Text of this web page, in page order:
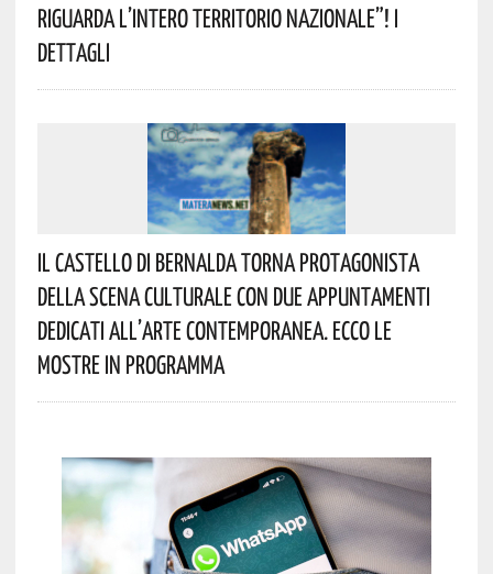
Riguarda L’intero Territorio Nazionale”! I
Dettagli
Il Castello Di Bernalda Torna Protagonista
Della Scena Culturale Con Due Appuntamenti
Dedicati All’arte Contemporanea. Ecco Le
Mostre In Programma